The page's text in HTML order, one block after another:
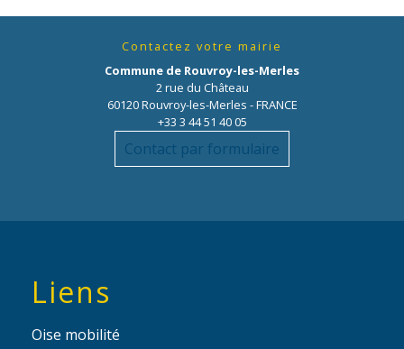
Contactez votre mairie
Commune de Rouvroy-les-Merles
2 rue du Château
60120 Rouvroy-les-Merles - FRANCE
+33 3 44 51 40 05
Contact par formulaire
Liens
Oise mobilité